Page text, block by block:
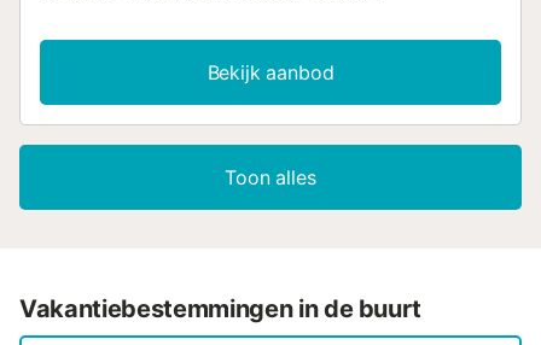
Bekijk aanbod
Toon alles
Vakantiebestemmingen in de buurt